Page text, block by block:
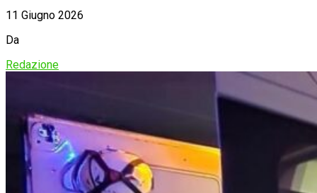
11 Giugno 2026
Da
Redazione